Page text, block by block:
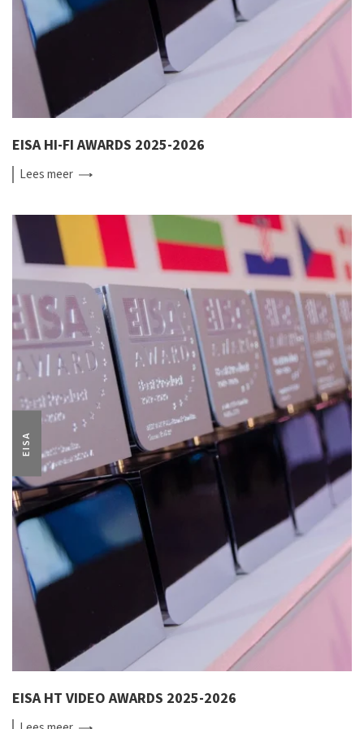
EISA HI-FI AWARDS 2025-2026
Leesmeer
EISA
EISA HT VIDEO AWARDS 2025-2026